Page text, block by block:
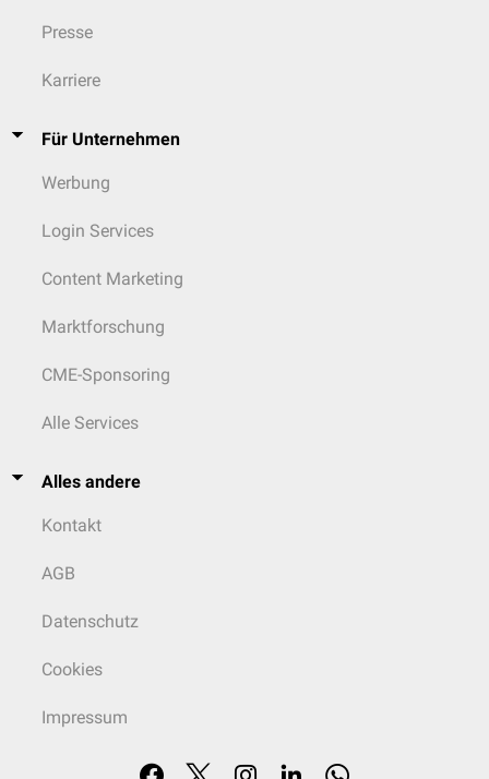
Presse
Karriere
Für Unternehmen
Werbung
Login Services
Content Marketing
Marktforschung
CME-Sponsoring
Alle Services
Alles andere
Kontakt
AGB
Datenschutz
Cookies
Impressum